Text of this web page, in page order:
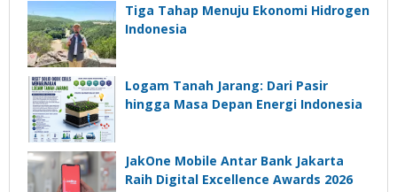
Tiga Tahap Menuju Ekonomi Hidrogen
Indonesia
Logam Tanah Jarang: Dari Pasir
hingga Masa Depan Energi Indonesia
JakOne Mobile Antar Bank Jakarta
Raih Digital Excellence Awards 2026